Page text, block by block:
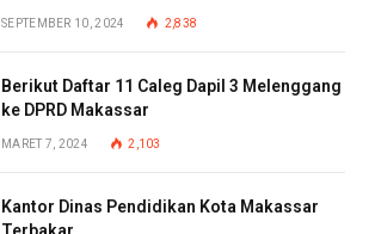
SEPTEMBER 10, 2024 2,838
Berikut Daftar 11 Caleg Dapil 3 Melenggang
ke DPRD Makassar
MARET 7, 2024 2,103
Kantor Dinas Pendidikan Kota Makassar